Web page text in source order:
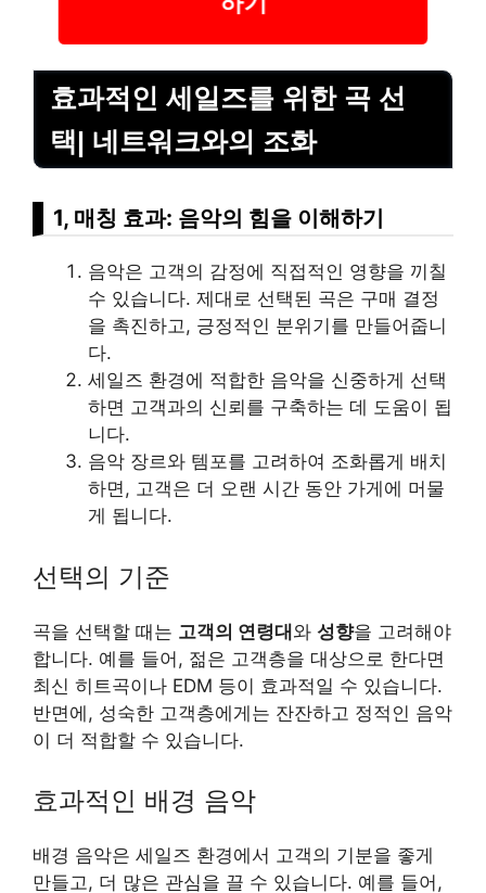
효과적인 세일즈를 위한 곡 선
택| 네트워크와의 조화
1, 매칭 효과: 음악의 힘을 이해하기
음악은 고객의 감정에 직접적인 영향을 끼칠
수 있습니다. 제대로 선택된 곡은 구매 결정
을 촉진하고, 긍정적인 분위기를 만들어줍니
다.
세일즈 환경에 적합한 음악을 신중하게 선택
하면 고객과의 신뢰를 구축하는 데 도움이 됩
니다.
음악 장르와 템포를 고려하여 조화롭게 배치
하면, 고객은 더 오랜 시간 동안 가게에 머물
게 됩니다.
선택의 기준
곡을 선택할 때는 고객의 연령대와 성향을 고려해야
합니다. 예를 들어, 젊은 고객층을 대상으로 한다면
최신 히트곡이나 EDM 등이 효과적일 수 있습니다.
반면에, 성숙한 고객층에게는 잔잔하고 정적인 음악
이 더 적합할 수 있습니다.
효과적인 배경 음악
배경 음악은 세일즈 환경에서 고객의 기분을 좋게
만들고, 더 많은 관심을 끌 수 있습니다. 예를 들어,